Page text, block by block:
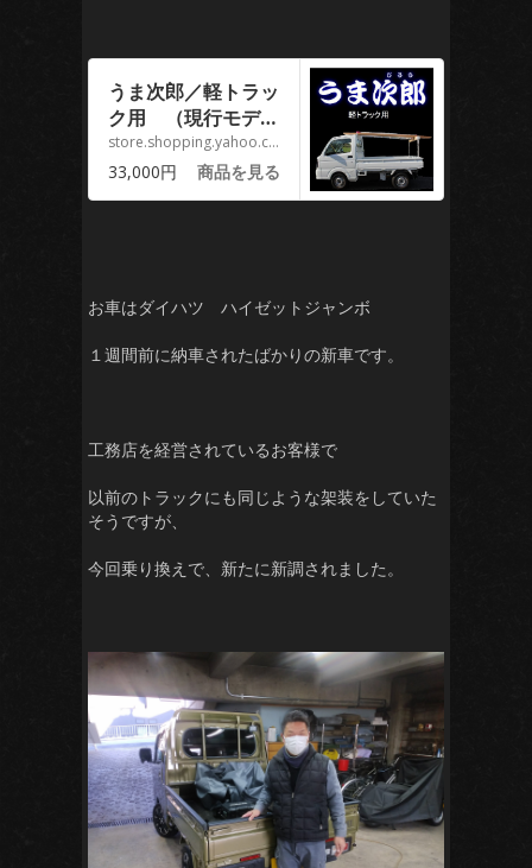
うま次郎／軽トラッ
ク用 （現行モデ
ル・うま・馬・荷
台・架装・木材・脚
立・落下予防・事故
ピング
store.shopping.yahoo.co.jp
33,000円 商品を見る
お車はダイハツ ハイゼットジャンボ
１週間前に納車されたばかりの新車です。
工務店を経営されているお客様で
以前のトラックにも同じような架装をしていた
そうですが、
今回乗り換えで、新たに新調されました。